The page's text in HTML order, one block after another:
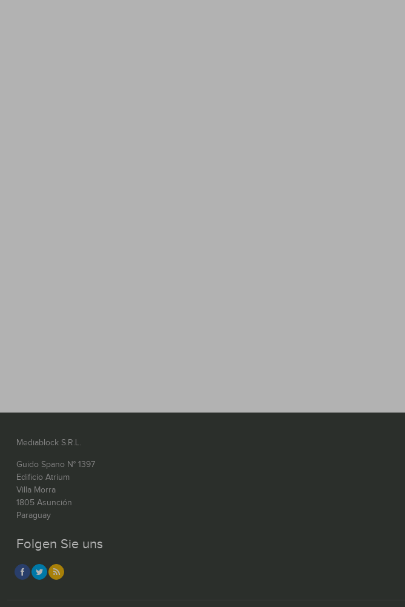
Mediablock S.R.L.
Guido Spano N° 1397
Edificio Atrium
Villa Morra
1805 Asunción
Paraguay
Folgen Sie uns